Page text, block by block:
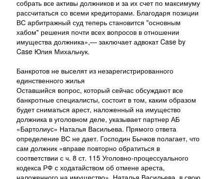
собрать все активы должников и за их счет по максимуму
рассчитаться со всеми кредиторами. Благодаря позиции
ВС арбитражный суд теперь становится "основным
хабом" решения почти всех вопросов в отношении
имущества должника»,— заключает адвокат Case by
Case Юлия Михальчук.
Банкротов не выселят из незарегистрированного
единственного жилья
Оставшийся вопрос, который сейчас обсуждают все
банкротные специалисты, состоит в том, каким образом
будет сниматься арест, наложенный на имущество
должника в уголовном деле, указывает партнер АБ
«Бартолиус» Наталья Васильева. Прямого ответа
определение ВС не дает. Господин Бычков полагает, что
сам должник «вправе повторно обратиться в
соответствии с ч. 8 ст. 115 Уголовно-процессуального
кодекса РФ с ходатайством об отмене ареста,
наложенного на имущество». Наталья Васильева, в свою